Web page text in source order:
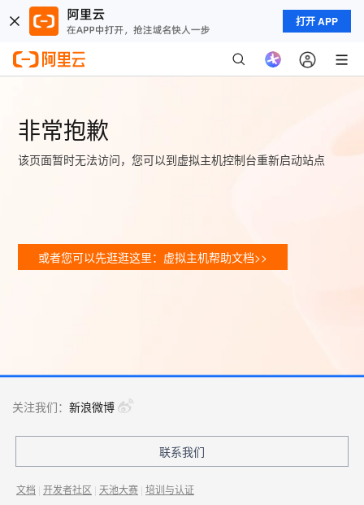
打开 APP
非常抱歉
该页面暂时无法访问，您可以到虚拟主机控制台重新启动站点
或者您可以先逛逛这里：虚拟主机帮助文档>>